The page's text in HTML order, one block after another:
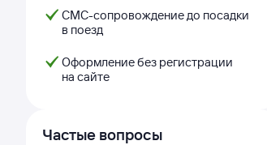
СМС-сопровождение до посадки
в поезд
Оформление без регистрации
на сайте
Частые вопросы